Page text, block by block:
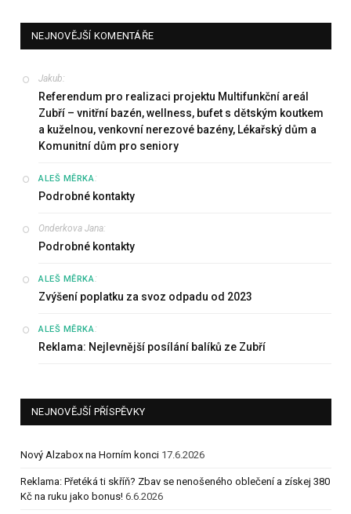
NEJNOVĚJŠÍ KOMENTÁŘE
Jakub:
Referendum pro realizaci projektu Multifunkční areál
Zubří – vnitřní bazén, wellness, bufet s dětským koutkem
a kuželnou, venkovní nerezové bazény, Lékařský dům a
Komunitní dům pro seniory
ALEŠ MĚRKA:
Podrobné kontakty
Onderkova Jana:
Podrobné kontakty
ALEŠ MĚRKA:
Zvýšení poplatku za svoz odpadu od 2023
ALEŠ MĚRKA:
Reklama: Nejlevnější posílání balíků ze Zubří
NEJNOVĚJŠÍ PŘÍSPĚVKY
Nový Alzabox na Horním konci 17.6.2026
Reklama: Přetéká ti skříň? Zbav se nenošeného oblečení a získej 380
Kč na ruku jako bonus! 6.6.2026